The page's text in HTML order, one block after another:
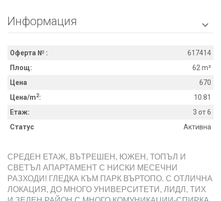
Информация 
Оферта № :
617414
Площ:
62 m²
Цена
670
Цена/m2:
10.81
Етаж:
3 от 6
Статус
Активна
СРЕДЕН ЕТАЖ, ВЪТРЕШЕН, ЮЖЕН, ТОПЪЛ И
СВЕТЪЛ АПАРТАМЕНТ С НИСКИ МЕСЕЧНИ
РАЗХОДИ! ГЛЕДКА КЪМ ПАРК ВЪРТОПО. С ОТЛИЧНА
ЛОКАЦИЯ, ДО МНОГО УНИВЕРСИТЕТИ, ЛИДЛ, ТИХ